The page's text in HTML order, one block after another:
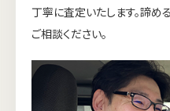
丁寧に査定いたします。諦め
ご相談ください。